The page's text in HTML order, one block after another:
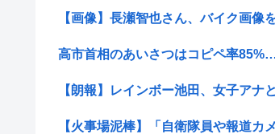
【画像】長瀬智也さん、バイク画像
高市首相のあいさつはコピペ率
【朗報】レインボー池田、女子アナ
【火事場泥棒】「自衛隊員や報道